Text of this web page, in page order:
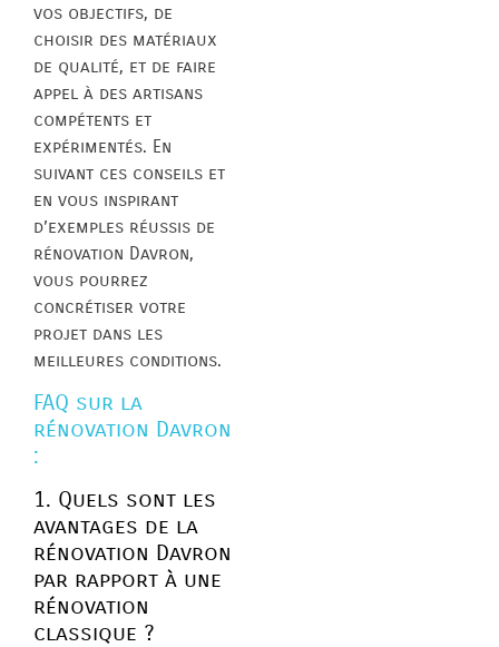
vos objectifs, de
choisir des matériaux
de qualité, et de faire
appel à des artisans
compétents et
expérimentés. En
suivant ces conseils et
en vous inspirant
d’exemples réussis de
rénovation Davron,
vous pourrez
concrétiser votre
projet dans les
meilleures conditions.
FAQ sur la
rénovation Davron
:
1. Quels sont les
avantages de la
rénovation Davron
par rapport à une
rénovation
classique ?